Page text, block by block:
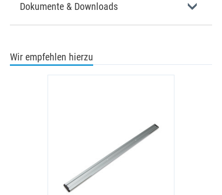
Dokumente & Downloads
Wir empfehlen hierzu